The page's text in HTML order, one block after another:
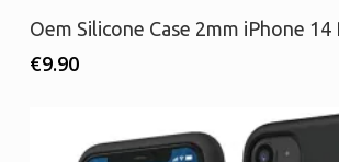
Προσθήκη στο καλάθι
Oem Silicone Case 2mm iPhone 14
€9.90